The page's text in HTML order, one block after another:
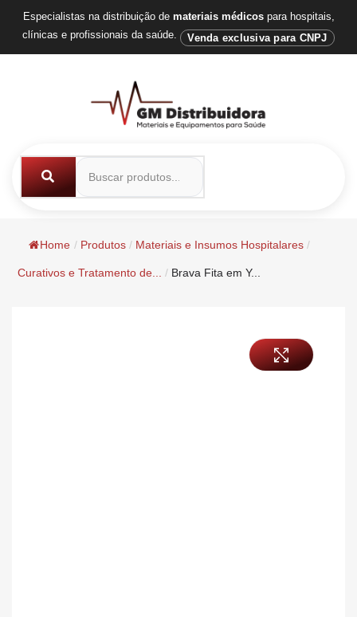
Especialistas na distribuição de materiais médicospara hospitais,
clínicas e profissionais da saúde.
Venda exclusiva para CNPJ
Home / Produtos / Materiais e Insumos Hospitalares /
Curativos e Tratamento de... / Brava Fita em Y...